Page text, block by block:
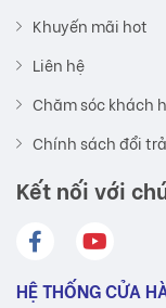
Khuyến mãi hot
Liên hệ
Chăm sóc khách
Chính sách đổi trả
Kết nối với
HỆ THỐNG CỬA